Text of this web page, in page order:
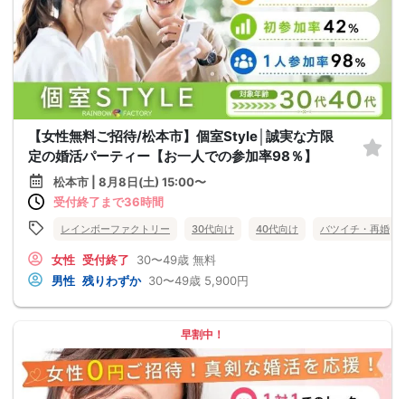
【女性無料ご招待/松本市】個室Style│誠実な方限
定の婚活パーティー【お一人での参加率98％】
松本市 | 8月8日(土) 15:00〜
受付終了まで36時間
レインボーファクトリー 30代向け 40代向け バツイチ・再婚
女性 受付終了 30〜49歳 無料
男性 残りわずか 30〜49歳 5,900円
早割中！